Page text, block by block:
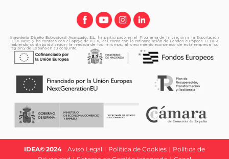
Ingeniería Diseño Estructural Avanzado, S.L. ha participado en el Programa de Iniciación a la Exportación
ICEX-Next, y ha contado con el apoyo de ICEX, así como con la cofinanciación de Fondos europeos FEDER,
habiendo contribuido según la medida de los mismos, al crecimiento económico de esta empresa, su
región y de España en su conjunto.
IDEA© 2024 Aviso Legal | Política de Cookies | Política de